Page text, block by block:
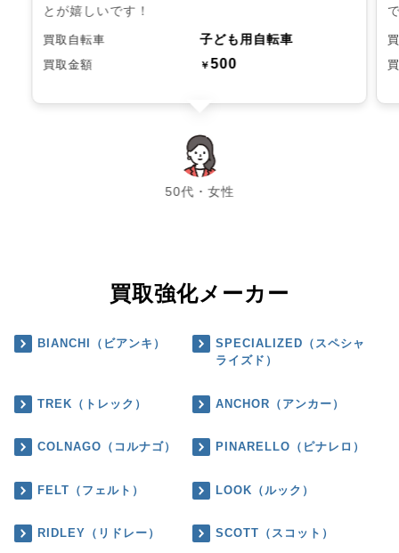
とが嬉しいです！
買取自転車 子ども用自転車
買取金額 ￥500
50代・女性
chevron_left chevron_right
買取強化メーカー
BIANCHI（ビアンキ）
SPECIALIZED（スペシャ
ライズド）
TREK（トレック） ANCHOR（アンカー）
COLNAGO（コルナゴ） PINARELLO（ピナレロ）
FELT（フェルト） LOOK（ルック）
RIDLEY（リドレー） SCOTT（スコット）